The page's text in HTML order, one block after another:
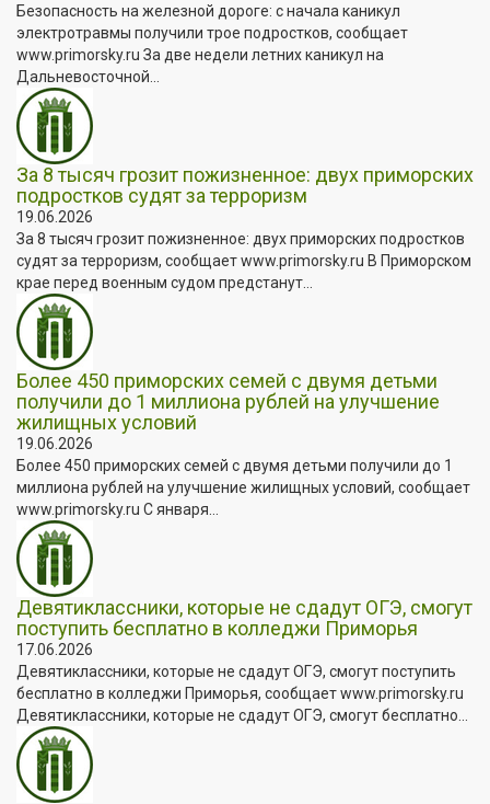
Безопасность на железной дороге: с начала каникул
электротравмы получили трое подростков, сообщает
www.primorsky.ru За две недели летних каникул на
Дальневосточной...
За 8 тысяч грозит пожизненное: двух приморских
подростков судят за терроризм
19.06.2026
За 8 тысяч грозит пожизненное: двух приморских подростков
судят за терроризм, сообщает www.primorsky.ru В Приморском
крае перед военным судом предстанут...
Более 450 приморских семей с двумя детьми
получили до 1 миллиона рублей на улучшение
жилищных условий
19.06.2026
Более 450 приморских семей с двумя детьми получили до 1
миллиона рублей на улучшение жилищных условий, сообщает
www.primorsky.ru С января...
Девятиклассники, которые не сдадут ОГЭ, смогут
поступить бесплатно в колледжи Приморья
17.06.2026
Девятиклассники, которые не сдадут ОГЭ, смогут поступить
бесплатно в колледжи Приморья, сообщает www.primorsky.ru
Девятиклассники, которые не сдадут ОГЭ, смогут бесплатно...